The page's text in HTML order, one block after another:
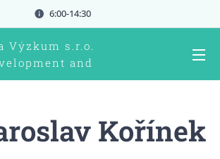
6:00-14:30
a Výzkum s.r.o.
and
Kořínek